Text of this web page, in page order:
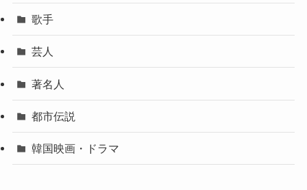
歌手
芸人
著名人
都市伝説
韓国映画・ドラマ